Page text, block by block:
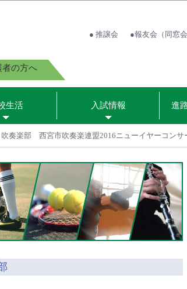
● 推譲会 ●報友会（同窓会
者の方へ
生活 入試情報 進
吹奏楽部 西宮市吹奏楽連盟2016ニューイヤーコンサ